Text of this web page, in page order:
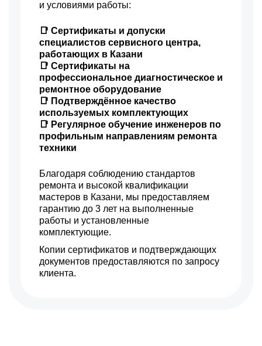
попадания влаги
Замена трансформаторов
1800 р
и условиями работы:
📑 Сертификаты и допуски
специалистов сервисного центра,
работающих в Казани
📑 Сертификаты на
профессиональное диагностическое и
ремонтное оборудование
📑 Подтверждённое качество
используемых комплектующих
📑 Регулярное обучение инженеров по
профильным направлениям ремонта
техники
Благодаря соблюдению стандартов
ремонта и высокой квалификации
мастеров в Казани, мы предоставляем
гарантию до 3 лет на выполненные
работы и установленные
комплектующие.
Копии сертификатов и подтверждающих
документов предоставляются по запросу
клиента.